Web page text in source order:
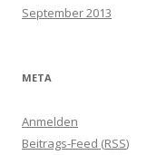
September 2013
META
Anmelden
Beitrags-Feed (RSS)